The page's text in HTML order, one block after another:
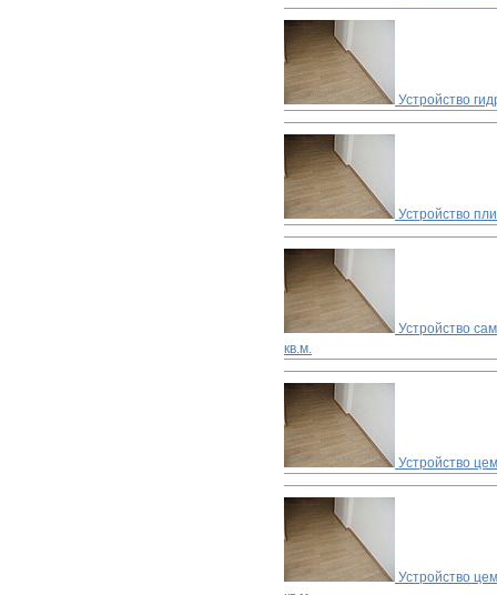
Устройство
Устройство
Устройство
кв.м.
Устройство
Устройство